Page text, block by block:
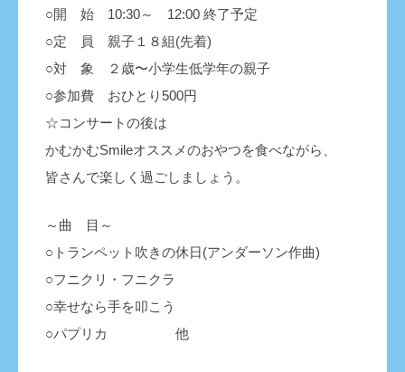
○開 始 10:30～ 12:00 終了予定
○定 員 親子１８組(先着)
○対 象 ２歳〜小学生低学年の親子
○参加費 おひとり500円
☆コンサートの後は
かむかむSmileオススメのおやつを食べながら、
皆さんで楽しく過ごしましょう。
～曲 目～
○トランペット吹きの休日(アンダーソン作曲)
○フニクリ・フニクラ
○幸せなら手を叩こう
○パプリカ 他